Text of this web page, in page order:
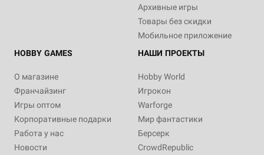
Архивные игры
Товары без скидки
Мобильное приложение
HOBBY GAMES
О магазине
Франчайзинг
Игры оптом
Корпоративные подарки
Работа у нас
Новости
НАШИ ПРОЕКТЫ
Hobby World
Игрокон
Warforge
Мир фантастики
Берсерк
CrowdRepublic